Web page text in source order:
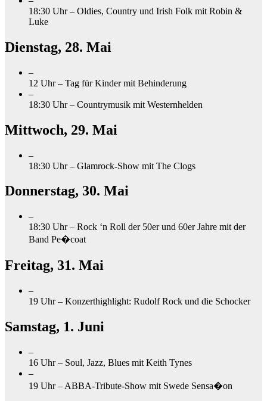
18:30 Uhr – Oldies, Country und Irish Folk mit Robin &
Luke
Dienstag, 28. Mai
–
12 Uhr – Tag für Kinder mit Behinderung
–
18:30 Uhr – Countrymusik mit Westernhelden
Mittwoch, 29. Mai
–
18:30 Uhr – Glamrock-Show mit The Clogs
Donnerstag, 30. Mai
–
18:30 Uhr – Rock ‘n Roll der 50er und 60er Jahre mit der
Band Pe�coat
Freitag, 31. Mai
–
19 Uhr – Konzerthighlight: Rudolf Rock und die Schocker
Samstag, 1. Juni
–
16 Uhr – Soul, Jazz, Blues mit Keith Tynes
–
19 Uhr – ABBA-Tribute-Show mit Swede Sensa�on